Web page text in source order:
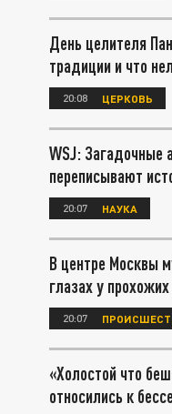
День целителя
традиции и что
20:08 ЦЕРКОВЬ
WSJ: Загадочные
переписывают
20:07 НАУКА
В центре Москвы
глазах у прохожих
20:07
«Холостой что
относились к